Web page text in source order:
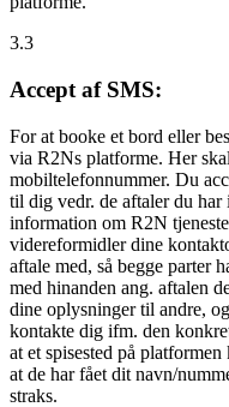
3.3
Accept af SMS:
For at booke et bord eller
via R2Ns platforme. Her
mobiltelefonnummer. Du
til dig vedr. de aftaler du har
information om R2N
videreformidler dine
aftale med, så begge parter
med hinanden ang. aftalen
dine oplysninger til andre,
kontakte dig ifm. den
at et spisested på
at de har fået dit navn/
straks.